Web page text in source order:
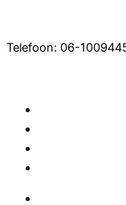
Telefoon: 06-